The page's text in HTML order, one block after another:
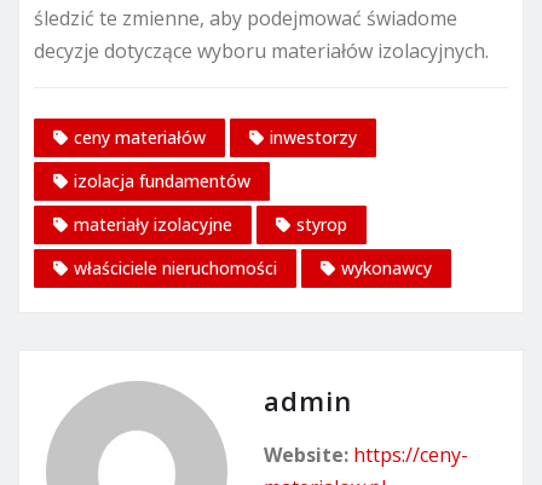
śledzić te zmienne, aby podejmować świadome
decyzje dotyczące wyboru materiałów izolacyjnych.
ceny materiałów
inwestorzy
izolacja fundamentów
materiały izolacyjne
styrop
właściciele nieruchomości
wykonawcy
admin
Website: https://ceny-